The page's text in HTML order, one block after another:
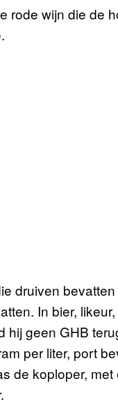
rode wijn die de
druiven
In bier,
geen GHB
per liter, port
de koploper,